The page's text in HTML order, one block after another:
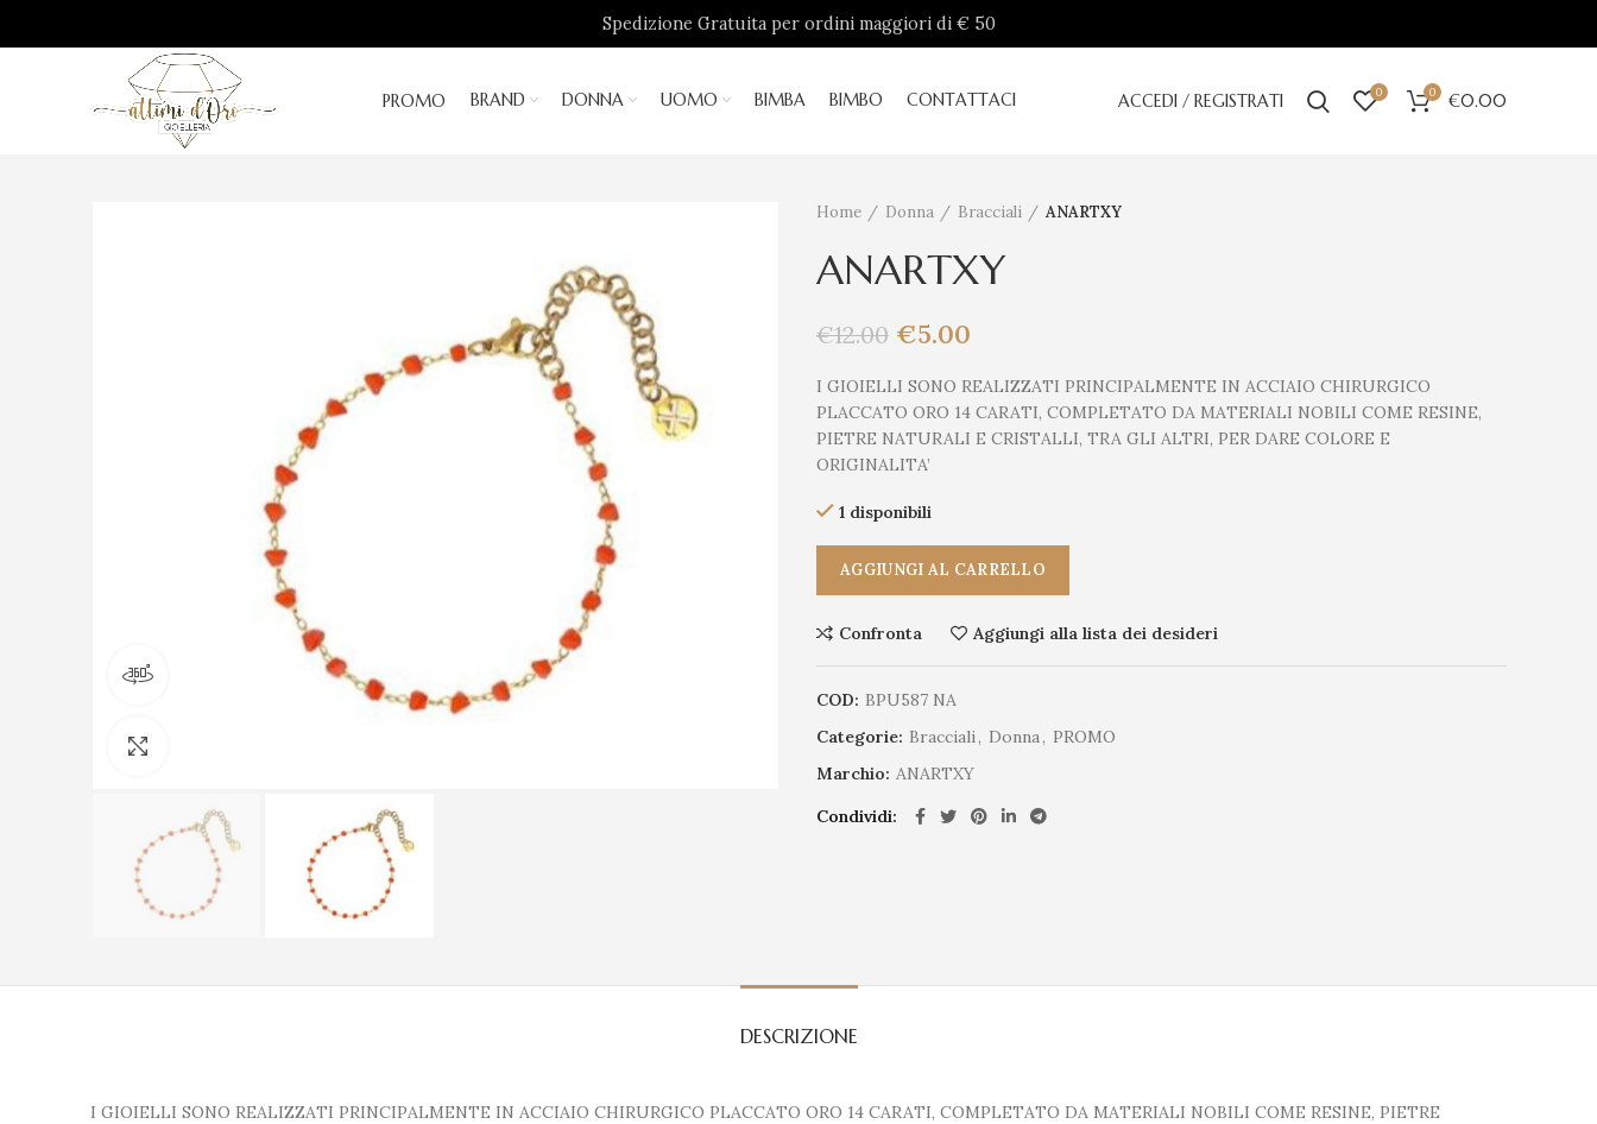
Spedizione Gratuita per ordini maggiori di € 50
PROMO BRAND DONNA UOMO BIMBA BIMBO CONTATTACI ACCEDI / REGISTRATI 0 0 €0.00
Visualizza il prodotto a 360 gradi
Home Donna Bracciali ANARTXY
ANARTXY
€12.00 €5.00
I GIOIELLI SONO REALIZZATI PRINCIPALMENTE IN ACCIAIO CHIRURGICO
PLACCATO ORO 14 CARATI, COMPLETATO DA MATERIALI NOBILI COME RESINE,
PIETRE NATURALI E CRISTALLI, TRA GLI ALTRI, PER DARE COLORE E
ORIGINALITA’
1 disponibili
AGGIUNGI AL CARRELLO
Confronta Aggiungi alla lista dei desideri
COD: BPU587 NA
Categorie: Bracciali, Donna, PROMO
Marchio: ANARTXY
Condividi
DESCRIZIONE
I GIOIELLI SONO REALIZZATI PRINCIPALMENTE IN ACCIAIO CHIRURGICO PLACCATO ORO 14 CARATI, COMPLETATO DA MATERIALI NOBILI COME RESINE, PIETRE